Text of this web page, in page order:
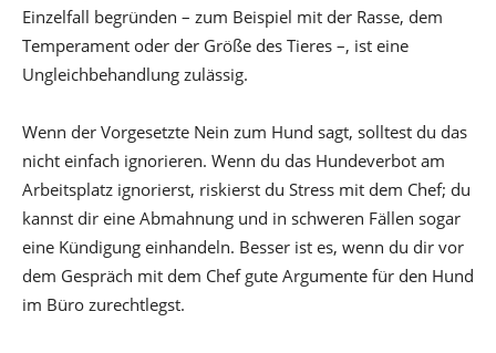
Einzelfall begründen – zum Beispiel mit der Rasse, dem
Temperament oder der Größe des Tieres –, ist eine
Ungleichbehandlung zulässig.
Wenn der Vorgesetzte Nein zum Hund sagt, solltest du das
nicht einfach ignorieren. Wenn du das Hundeverbot am
Arbeitsplatz ignorierst, riskierst du Stress mit dem Chef; du
kannst dir eine Abmahnung und in schweren Fällen sogar
eine Kündigung einhandeln. Besser ist es, wenn du dir vor
dem Gespräch mit dem Chef gute Argumente für den Hund
im Büro zurechtlegst.